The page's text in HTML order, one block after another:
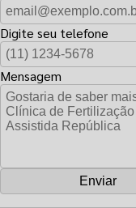
Digite seu telefone
Mensagem